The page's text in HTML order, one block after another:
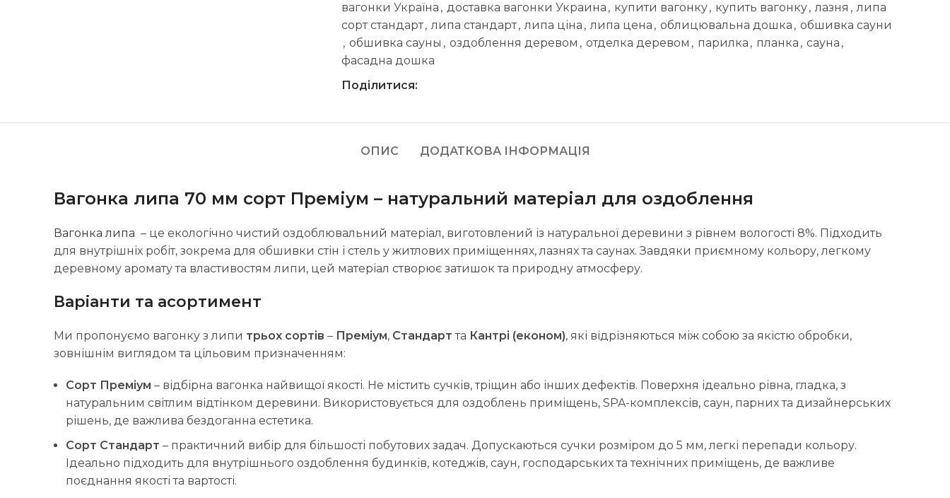
вагонки Україна , доставка вагонки Украина , купити вагонку, купить вагонку, лазня , липа
сорт стандарт, липа стандарт, липа ціна , липа цена , облицювальна дошка , обшивка сауни
, обшивка сауны , оздоблення деревом , отделка деревом , парилка , планка , сауна ,
фасадна дошка
Поділитися:
ОПИС ДОДАТКОВА ІНФОРМАЦІЯ
Вагонка липа 70 мм сорт Преміум – натуральний матеріал для оздоблення
Вагонка липа – це екологічно чистий оздоблювальний матеріал, виготовлений із натуральної деревини з рівнем вологості 8%. Підходить
для внутрішніх робіт, зокрема для обшивки стін і стель у житлових приміщеннях, лазнях та саунах. Завдяки приємному кольору, легкому
деревному аромату та властивостям липи, цей матеріал створює затишок та природну атмосферу.
Варіанти та асортимент
Ми пропонуємо вагонку з липи трьох сортів – Преміум, Стандарт та Кантрі (економ), які відрізняються між собою за якістю обробки,
зовнішнім виглядом та цільовим призначенням:
Сорт Преміум – відбірна вагонка найвищої якості. Не містить сучків, тріщин або інших дефектів. Поверхня ідеально рівна, гладка, з
натуральним світлим відтінком деревини. Використовується для оздоблень приміщень, SPA-комплексів, саун, парних та дизайнерських
рішень, де важлива бездоганна естетика.
Сорт Стандарт – практичний вибір для більшості побутових задач. Допускаються сучки розміром до 5 мм, легкі перепади кольору.
Ідеально підходить для внутрішнього оздоблення будинків, котеджів, саун, господарських та технічних приміщень, де важливе
поєднання якості та вартості.